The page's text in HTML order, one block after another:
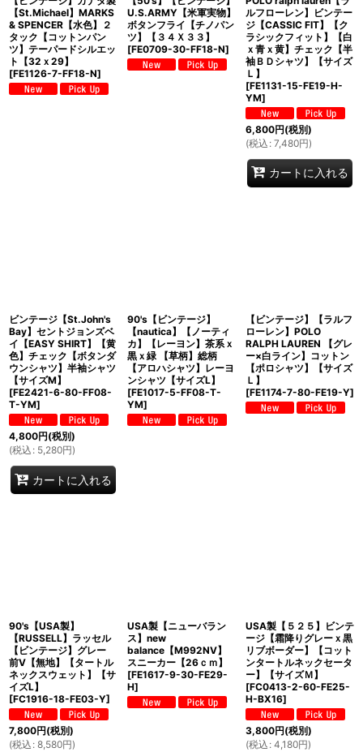
【St.Michael】MARKS
& SPENCER【水色】２
タック【コットンパン
ツ】テーパードシルエッ
ト【32ｘ29】
[FE1126-7-FF18-N]
U.S.ARMY【米軍実物】
ボタンフライ【チノパン
ツ】【３４Ｘ３３】
[FE0709-30-FF18-N]
ルフローレン】ビンテー
ジ【CASSIC FIT】【ク
ラシックフィット】【白
ｘ青ｘ黄】チェック【半
袖ＢＤシャツ】【サイズ
Ｌ】
[FE1131-15-FE19-H-
YM]
6,800円(税別)
(税込 : 7,480円)
カートに入れる
ビンテージ【St.John's
Bay】セントジョンズベ
イ【EASY SHIRT】【黄
色】チェック【ボタンダ
ウンシャツ】半袖シャツ
【サイズM】
[FE2421-6-80-FF08-
T-YM]
4,800円(税別)
(税込 : 5,280円)
カートに入れる
90's【ビンテージ】
【nautica】【ノーティ
カ】【レーヨン】茶系ｘ
黒ｘ緑 【草柄】総柄
【アロハシャツ】レーヨ
ンシャツ【サイズL】
[FE1017-5-FF08-T-
YM]
【ビンテージ】【ラルフ
ローレン】POLO
RALPH LAUREN 【グレ
ー×白ライン】コットン
【ポロシャツ】【サイズ
Ｌ】
[FE1174-7-80-FE19-Y]
90's【USA製】
【RUSSELL】ラッセル
【ビンテージ】グレー
前V【無地】【タートル
ネックスウェット】【サ
イズL】
[FC1916-18-FE03-Y]
7,800円(税別)
(税込 : 8,580円)
USA製【ニューバラン
ス】new
balance【M992NV】
スニーカー【26ｃｍ】
[FE1617-9-30-FE29-
H]
USA製【５２５】ビンテ
ージ【霜降りグレーｘ黒
リブボーダー】【コット
ンタートルネックセータ
ー】【サイズＭ】
[FC0413-2-60-FE25-
H-BX16]
3,800円(税別)
(税込 : 4,180円)